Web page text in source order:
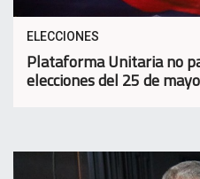
ELECCIONES
Plataforma Unitaria no
elecciones del 25 de mayo